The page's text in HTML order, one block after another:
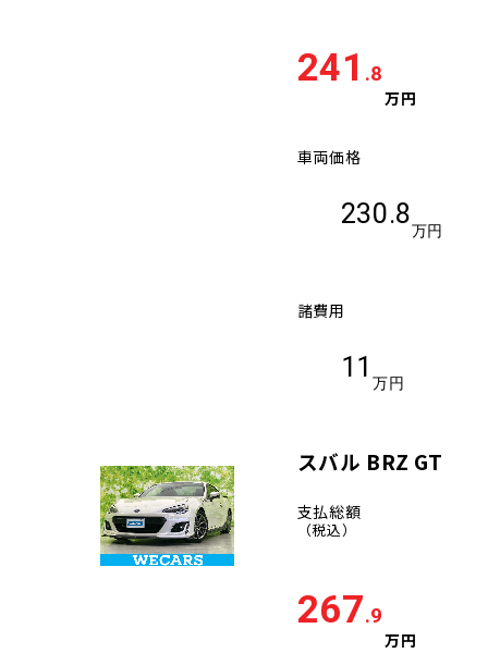
241 .8
万円
車両価格
230.8
万円
諸費用
11
万円
スバル BRZ GT
支払総額
（税込）
267.9
万円